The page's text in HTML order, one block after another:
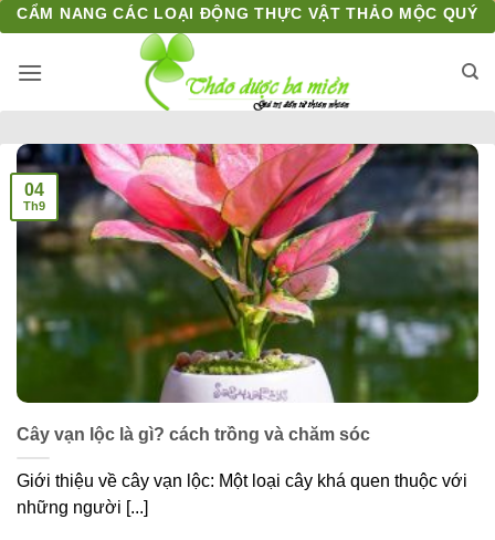
Bỏ
qua
nội
CẨM NANG CÁC LOẠI ĐỘNG THỰC VẬT THẢO MỘC QUÝ
Cây vạn lộc là gì? cách trồng và chăm sóc
Giới thiệu về cây vạn lộc: Một loại cây khá quen thuộc với
những người [...]
04
Th9